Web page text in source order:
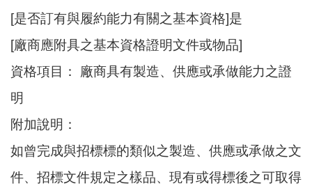
[是否訂有與履約能力有關之基本資格]是
[廠商應附具之基本資格證明文件或物品]
資格項目： 廠商具有製造、供應或承做能力之證
明
附加說明：
如曾完成與招標標的類似之製造、供應或承做之文
件、招標文件規定之樣品、現有或得標後之可取得